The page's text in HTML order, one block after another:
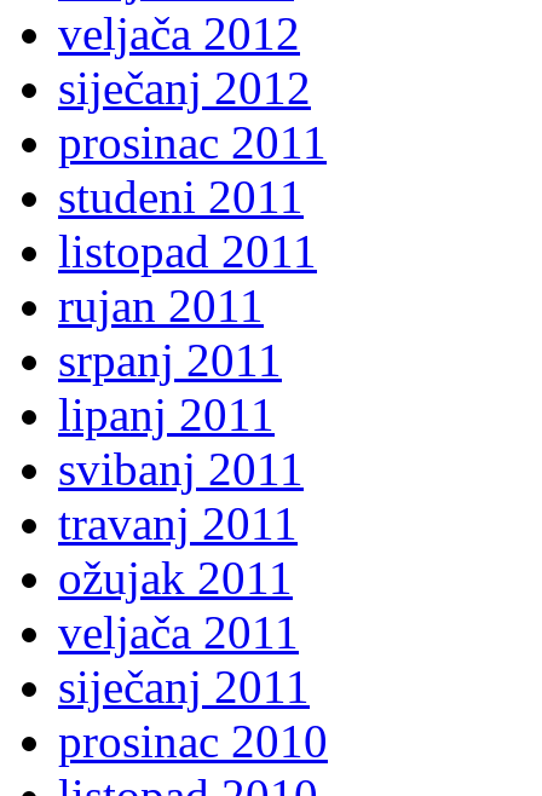
veljača 2012
siječanj 2012
prosinac 2011
studeni 2011
listopad 2011
rujan 2011
srpanj 2011
lipanj 2011
svibanj 2011
travanj 2011
ožujak 2011
veljača 2011
siječanj 2011
prosinac 2010